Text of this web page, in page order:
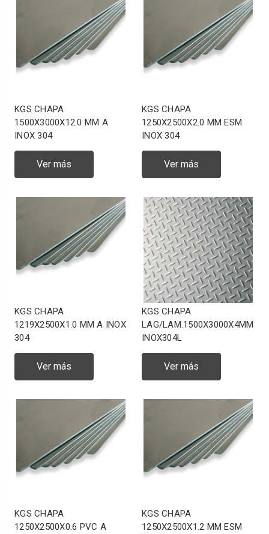
KGS CHAPA
1500X3000X12.0 MM A
INOX 304
Ver más
KGS CHAPA
1250X2500X2.0 MM ESM
INOX 304
Ver más
KGS CHAPA
1219X2500X1.0 MM A INOX
304
Ver más
KGS CHAPA
LAG/LAM.1500X3000X4MM
INOX304L
Ver más
KGS CHAPA
1250X2500X0.6 PVC A
KGS CHAPA
1250X2500X1.2 MM ESM